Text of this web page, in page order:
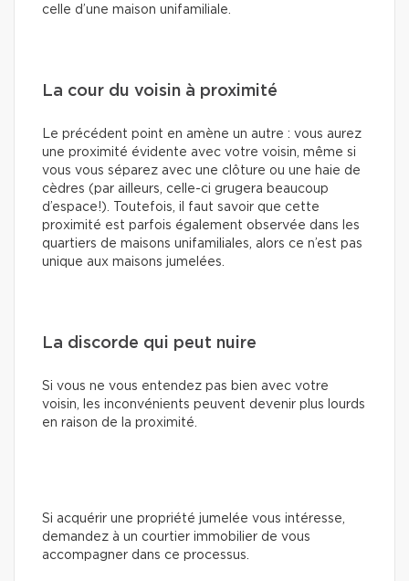
celle d’une maison unifamiliale.
La cour du voisin à proximité
Le précédent point en amène un autre : vous aurez
une proximité évidente avec votre voisin, même si
vous vous séparez avec une clôture ou une haie de
cèdres (par ailleurs, celle-ci grugera beaucoup
d’espace!). Toutefois, il faut savoir que cette
proximité est parfois également observée dans les
quartiers de maisons unifamiliales, alors ce n’est pas
unique aux maisons jumelées.
La discorde qui peut nuire
Si vous ne vous entendez pas bien avec votre
voisin, les inconvénients peuvent devenir plus lourds
en raison de la proximité.
Si acquérir une propriété jumelée vous intéresse,
demandez à un courtier immobilier de vous
accompagner dans ce processus.